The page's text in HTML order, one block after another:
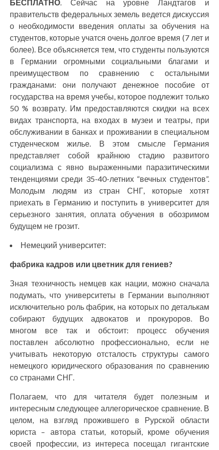
БЕСПЛАТНО. Сейчас на уровне Ландтагов и
правительств федеральных земель ведется дискуссия
о необходимости введения оплаты за обучения на
студентов, которые учатся очень долгое время (7 лет и
более). Все объясняется тем, что студенты пользуются
в Германии огромными социальными благами и
преимуществом по сравнению с остальными
гражданами: они получают денежное пособие от
государства на время учебы, которое подлежит только
50 % возврату. Им предоставляются скидки на всех
видах транспорта, на входах в музеи и театры, при
обслуживании в банках и проживании в специальном
студенческом жилье. В этом смысле Германия
представляет собой крайнюю стадию развитого
социализма с явно выраженными паразитическими
тенденциями среди 35-40-летних “вечных студентов”.
Молодым людям из стран СНГ, которые хотят
приехать в Германию и поступить в университет для
серьезного занятия, оплата обучения в обозримом
будущем не грозит.
Немецкий университет:
фабрика кадров или цветник для гениев?
Зная техничность немцев как нации, можно сначала
подумать, что университеты в Германии выполняют
исключительно роль фабрик, на которых по деталькам
собирают будущих адвокатов и прокуроров. Во
многом все так и обстоит: процесс обучения
поставлен абсолютно профессионально, если не
учитывать некоторую отсталость структуры самого
немецкого юридического образования по сравнению
со странами СНГ.
Полагаем, что для читателя будет полезным и
интересным следующее аллегорическое сравнение. В
целом, на взгляд прожившего в Рурской области
юриста – автора статьи, который, кроме обучения
своей профессии, из интереса посещал гигантские